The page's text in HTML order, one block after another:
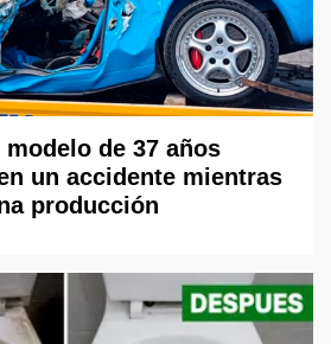
de 37 años
un accidente mientras
producción